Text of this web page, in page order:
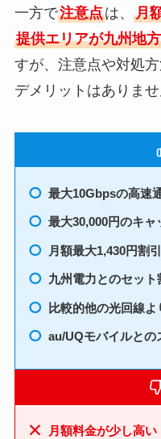
一方で注意点は、 月
提供エリアが九州地
すが、注意点や対処
デメリットはありませ
最大10Gbpsの高速
最大30,000円のキャ
月額最大1,430円割
九州電力とのセット
比較的他の光回線
au/UQモバイルとの
月額料金が少し高い